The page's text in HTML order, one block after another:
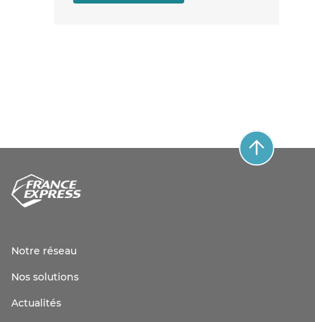
Notre réseau
Nos solutions
Actualités